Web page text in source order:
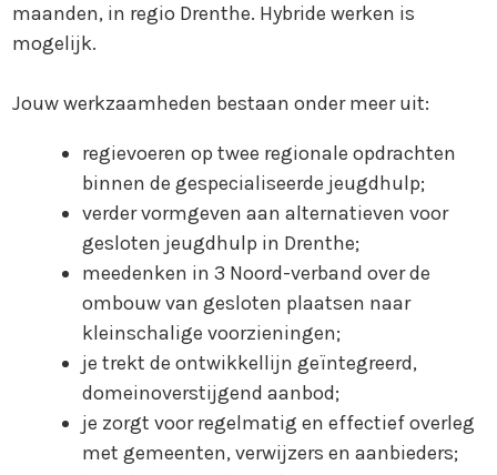
maanden, in regio Drenthe. Hybride werken is
mogelijk.
Jouw werkzaamheden bestaan onder meer uit:
regievoeren op twee regionale opdrachten
binnen de gespecialiseerde jeugdhulp;
verder vormgeven aan alternatieven voor
gesloten jeugdhulp in Drenthe;
meedenken in 3 Noord-verband over de
ombouw van gesloten plaatsen naar
kleinschalige voorzieningen;
je trekt de ontwikkellijn geïntegreerd,
domeinoverstijgend aanbod;
je zorgt voor regelmatig en effectief overleg
met gemeenten, verwijzers en aanbieders;